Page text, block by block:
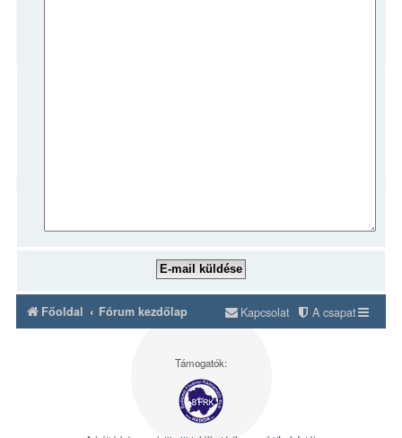
Főoldal Fórum kezdőlap A csapat
Kapcsolat
Támogatók: